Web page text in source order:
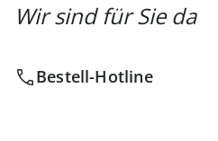
Wir sind für Sie da
Bestell-Hotline